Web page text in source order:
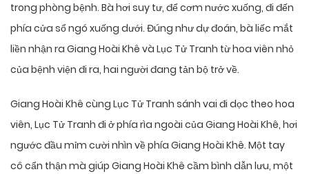
trong phòng bệnh. Bà hơi suy tư, để cơm nước xuống, đi đến
phía cửa sổ ngó xuống dưới. Đúng như dự đoán, bà liếc mắt
liền nhận ra Giang Hoài Khê và Lục Tử Tranh từ hoa viên nhỏ
của bệnh viện đi ra, hai người đang tản bộ trở về.
Giang Hoài Khê cùng Lục Tử Tranh sánh vai đi dọc theo hoa
viên, Lục Tử Tranh đi ở phía rìa ngoài của Giang Hoài Khê, hơi
ngước đầu mỉm cười nhìn về phía Giang Hoài Khê. Một tay
cô cẩn thận mà giúp Giang Hoài Khê cầm bình dẫn lưu, một